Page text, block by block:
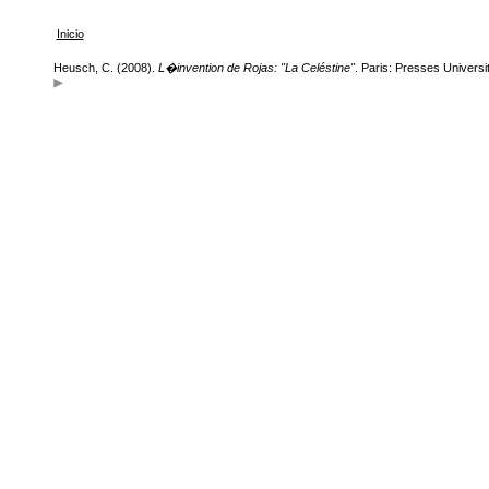
Inicio
Heusch, C. (2008). L�invention de Rojas: "La Celéstine". Paris: Presses